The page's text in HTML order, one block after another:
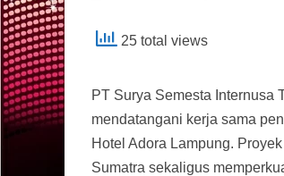
25 total views
PT Surya Semesta Internusa
mendatangani kerja sama
Hotel Adora Lampung.
Sumatra sekaligus